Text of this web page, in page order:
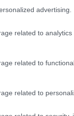
advertising.
related to analytics
related to
related to